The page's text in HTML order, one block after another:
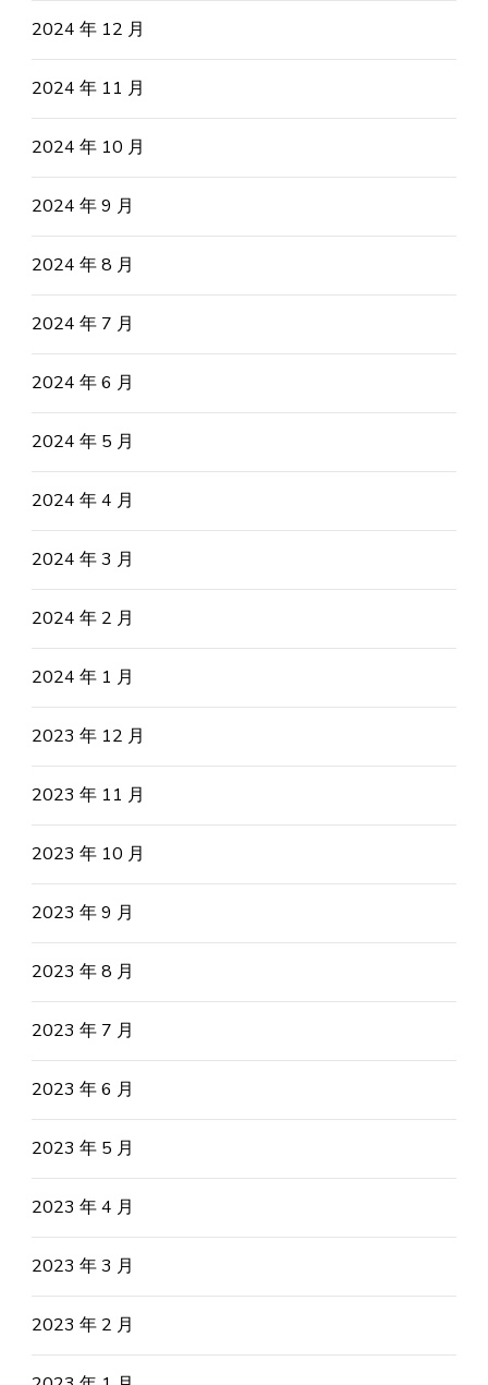
2024 年 12 月
2024 年 11 月
2024 年 10 月
2024 年 9 月
2024 年 8 月
2024 年 7 月
2024 年 6 月
2024 年 5 月
2024 年 4 月
2024 年 3 月
2024 年 2 月
2024 年 1 月
2023 年 12 月
2023 年 11 月
2023 年 10 月
2023 年 9 月
2023 年 8 月
2023 年 7 月
2023 年 6 月
2023 年 5 月
2023 年 4 月
2023 年 3 月
2023 年 2 月